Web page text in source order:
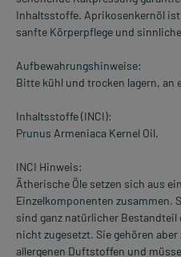
Inhaltsstoffe. Aprikosenkernöl
sanfte Körperpflege und
Aufbewahrungshinweise:
Bitte kühl und trocken lagern, an
Inhaltsstoffe (INCI):
Prunus Armeniaca Kernel Oil.
INCI Hinweis:
Ätherische Öle setzen sich aus
Einzelkomponenten zusammen.
sind ganz natürlicher Bestandteil
nicht zugesetzt. Sie gehören
allergenen Duftstoffen und